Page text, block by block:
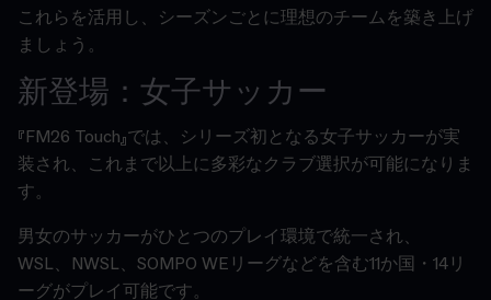
これらを活用し、シーズンごとに理想のチームを築き上げ
ましょう。
新登場：女子サッカー
『FM26 Touch』では、シリーズ初となる女子サッカーが実
装され、これまで以上に多彩なクラブ選択が可能になりま
す。
男女のサッカーがひとつのプレイ環境で統一され、
WSL、NWSL、SOMPO WEリーグなどを含む11か国・14リ
ーグがプレイ可能です。